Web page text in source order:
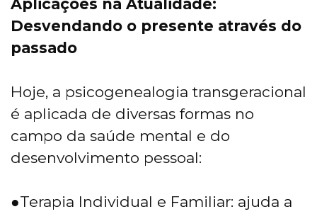
Aplicações na Atualidade:
Desvendando o presente através do
passado
Hoje, a psicogenealogia transgeracional
é aplicada de diversas formas no
campo da saúde mental e do
desenvolvimento pessoal:
●Terapia Individual e Familiar: ajuda a